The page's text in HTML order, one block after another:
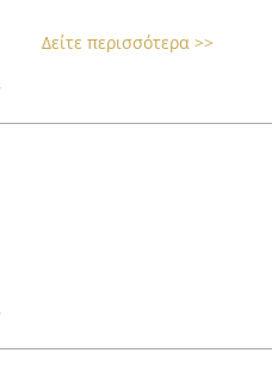
Δείτε περισσότερα >>